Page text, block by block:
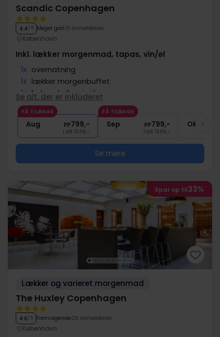
Scandic Copenhagen
4.4/ 5 Meget god 73 anmeldelser
København
Inkl. lækker morgenmad, tapas, vin/øl
1x overnatning
1x lækker morgenbuffet
1x 1 glas øl eller vin i baren
1x Tapas
1x kaffe to go
Se alt, der er inkluderet
FÅ TILBAGE
Aug pp799,-
I alt 1598,-
FÅ TILBAGE
Sep pp799,-
I alt 1598,-
Okt
Se mere
Spar op til33%
Lækker og varieret morgenmad
The Huxley Copenhagen
4.6/ 5 Fremragende 26 anmeldelser
København